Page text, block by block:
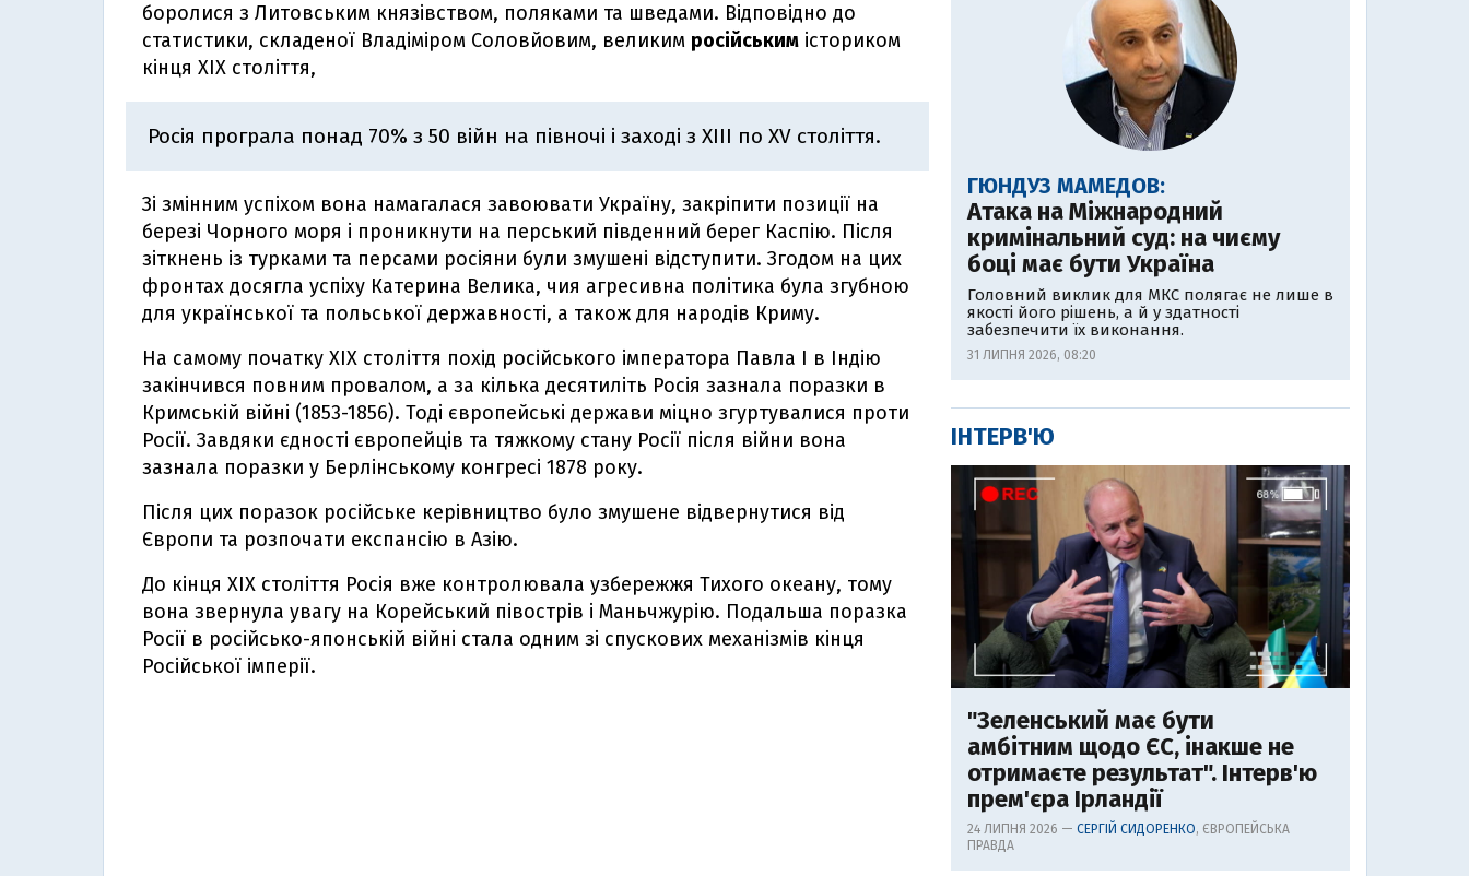
боролися з Литовським князівством, поляками та шведами. Відповідно до
статистики, складеної Владіміром Соловйовим, великим російськимісториком
кінця ХІХ століття,
Росія програла понад 70% з 50 війн на півночі і заході з XIII по XV століття.
Зі змінним успіхом вона намагалася завоювати Україну, закріпити позиції на
березі Чорного моря і проникнути на перський південний берег Каспію. Після
зіткнень із турками та персами росіяни були змушені відступити. Згодом на цих
фронтах досягла успіху Катерина Велика, чия агресивна політика була згубною
для української та польської державності, а також для народів Криму.
На самому початку XIX століття похід російського імператора Павла I в Індію
закінчився повним провалом, а за кілька десятиліть Росія зазнала поразки в
Кримській війні (1853-1856). Тоді європейські держави міцно згуртувалися проти
Росії. Завдяки єдності європейців та тяжкому стану Росії після війни вона
зазнала поразки у Берлінському конгресі 1878 року.
Після цих поразок російське керівництво було змушене відвернутися від
Європи та розпочати експансію в Азію.
До кінця XIX століття Росія вже контролювала узбережжя Тихого океану, тому
вона звернула увагу на Корейський півострів і Маньчжурію. Подальша поразка
Росії в російсько-японській війні стала одним зі спускових механізмів кінця
Російської імперії.
ГЮНДУЗ МАМЕДОВ:
Атака на Міжнародний
кримінальний суд: на чиєму
боці має бути Україна
Головний виклик для МКС полягає не лише в
якості його рішень, а й у здатності
забезпечити їх виконання.
31 ЛИПНЯ 2026, 08:20
ІНТЕРВ'Ю
"Зеленський має бути
амбітним щодо ЄС, інакше не
отримаєте результат". Інтерв'ю
прем'єра Ірландії
24 ЛИПНЯ 2026 — СЕРГІЙ СИДОРЕНКО, ЄВРОПЕЙСЬКА
ПРАВДА